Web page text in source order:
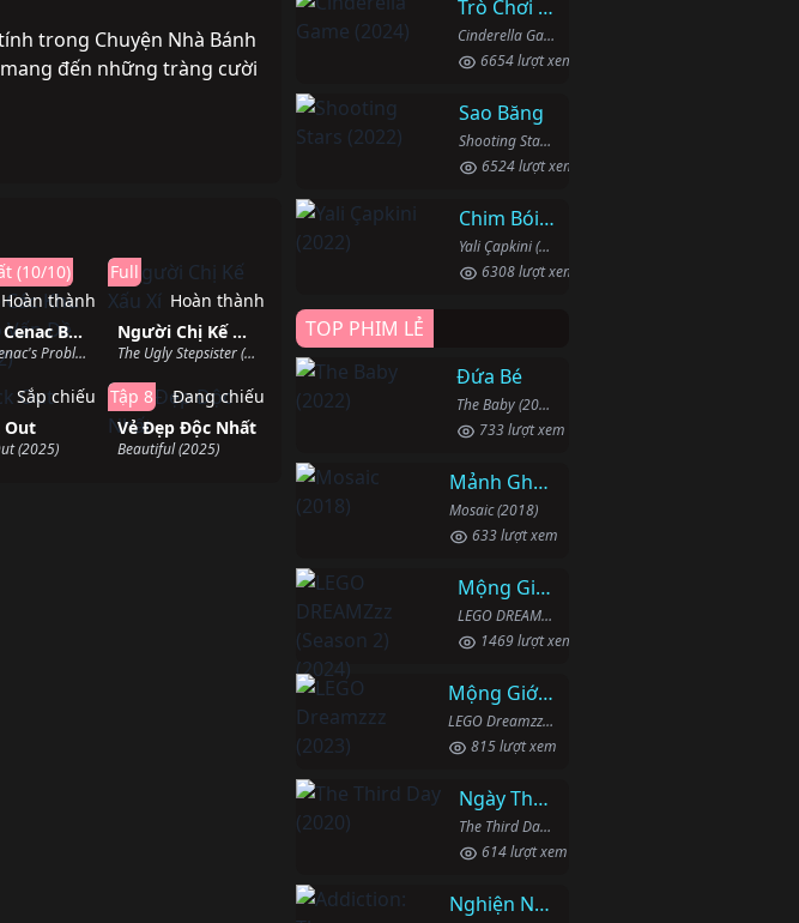
trong Chuyện Nhà Bánh
đến những tràng cười
Wyatt Cenac Bàn Về Các Khu Vực Có Vấn Đề (Phần 2)
Wyatt Cenac's Problem Areas (Season 2) (2019)
(10/10)
Hoàn thành
Người Chị Kế Xấu Xí
The Ugly Stepsister (2025)
Full
Hoàn thành
Out
(2025)
Sắp chiếu
Vẻ Đẹp Độc Nhất
Beautiful (2025)
Tập 8 Đang chiếu
Trò Chơi Lọ Lem
Cinderella Game (2024)
6654 lượt xem
Sao Băng
Shooting Stars (2022)
6524 lượt xem
Chim Bói Cá
Yali Çapkini (2022)
6308 lượt xem
TOP PHIM LẺ
Đứa Bé
The Baby (2022)
733 lượt xem
Mảnh Ghép
Mosaic (2018)
633 lượt xem
Mộng Giới (Phần 2)
LEGO DREAMZzz (Season 2) (2024)
1469 lượt xem
Mộng Giới (Phần 1)
LEGO Dreamzzz (2023)
815 lượt xem
Ngày Thứ Ba
The Third Day (2020)
614 lượt xem
Nghiện Ngập: Chuỗi Phim Bổ Trợ